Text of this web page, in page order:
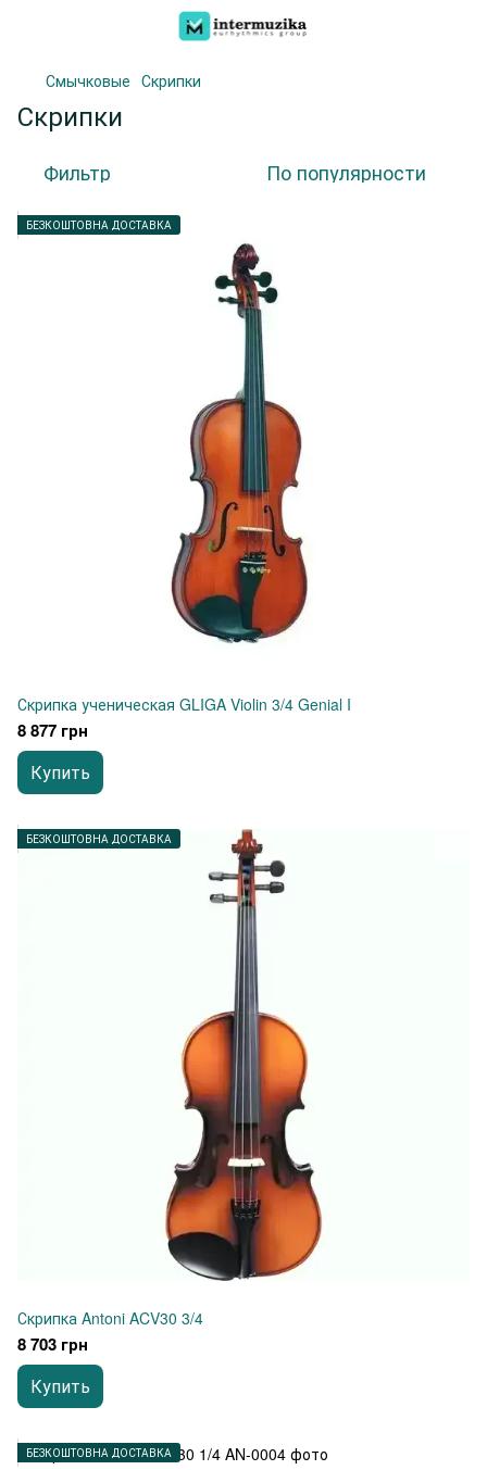
Смычковые Скрипки
Скрипки
Фильтр По популярности
БЕЗКОШТОВНА ДОСТАВКА
Скрипка ученическая GLIGA Violin 3/4 Genial I
8 877 грн
Купить
БЕЗКОШТОВНА ДОСТАВКА
Скрипка Antoni ACV30 3/4
8 703 грн
Купить
БЕЗКОШТОВНА ДОСТАВКА